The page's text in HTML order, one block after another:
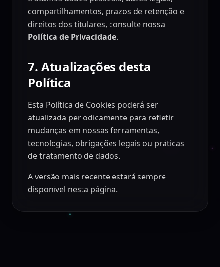
compartilhamentos, prazos de retenção e
direitos dos titulares, consulte nossa
Política de Privacidade.
7. Atualizações desta
Política
Esta Política de Cookies poderá ser
atualizada periodicamente para refletir
mudanças em nossas ferramentas,
tecnologias, obrigações legais ou práticas
de tratamento de dados.
A versão mais recente estará sempre
disponível nesta página.